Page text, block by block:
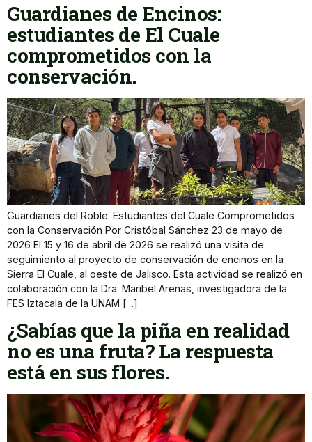
Guardianes de Encinos:
estudiantes de El Cuale
comprometidos con la
conservación.
Guardianes del Roble: Estudiantes del Cuale Comprometidos
con la Conservación Por Cristóbal Sánchez 23 de mayo de
2026 El 15 y 16 de abril de 2026 se realizó una visita de
seguimiento al proyecto de conservación de encinos en la
Sierra El Cuale, al oeste de Jalisco. Esta actividad se realizó en
colaboración con la Dra. Maribel Arenas, investigadora de la
FES Iztacala de la UNAM […]
¿Sabías que la piña en realidad
no es una fruta? La respuesta
está en sus flores.